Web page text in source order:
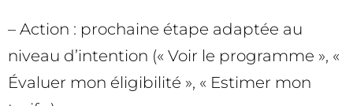
– Action : prochaine étape adaptée au
niveau d’intention (« Voir le programme », «
Évaluer mon éligibilité », « Estimer mon